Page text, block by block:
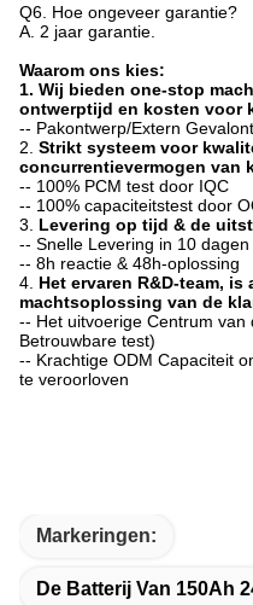
Q6. Hoe ongeveer garantie?
A. 2 jaar garantie.
Waarom ons kies:
1. Wij bieden one-stop
ontwerptijd en kosten voor
-- Pakontwerp/Extern
2. Strikt systeem voor
concurrentievermogen van
-- 100% PCM test door IQC
-- 100% capaciteitstest door
3. Levering op tijd & de
-- Snelle Levering in 10
-- 8h reactie & 48h-oplossing
4. Het ervaren R&D-team,
machtsoplossing van de
-- Het uitvoerige Centrum van
Betrouwbare test)
-- Krachtige ODM Capaciteit
te veroorloven
Markeringen:
De Batterij Van 150Ah